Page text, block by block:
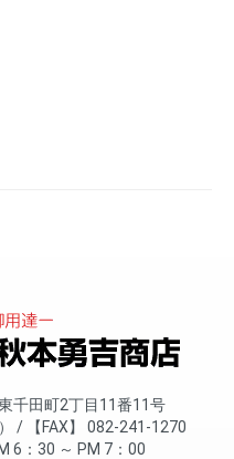
千田町2丁目11番11号
FAX
082-241-1270
6：30 ～ PM 7：00